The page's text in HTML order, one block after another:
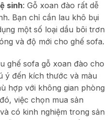
sinh: Gỗ xoan đào rất dễ
Bạn chỉ cần lau khô bụi
một số loại dầu bôi trơn
và độ mới cho ghế sofa.
ghế sofa gỗ xoan đào cho
ý đến kích thước và màu
hợp với không gian phòng
việc chọn mua sản
có kinh nghiệm trong sản